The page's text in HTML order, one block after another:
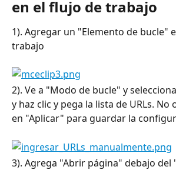
en el flujo de trabajo
1). Agregar un "Elemento de bucle"
trabajo
2). Ve a "Modo de bucle" y
y haz clic y pega la lista de URLs. No
en "Aplicar" para guardar la
3). Agrega "Abrir página" debajo del